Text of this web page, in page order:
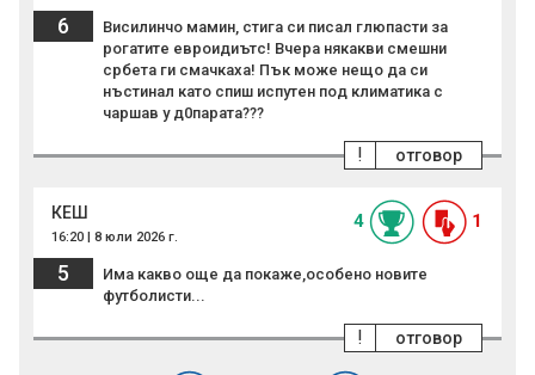
6
Висилинчо мaмин, стига си писал глюпасти за
рогатите евроидиътс! Вчера някакви смешни
србета ги смачкаха! Пък може нещо да си
нъстинал като спиш испутен под климатика с
чаршав у д0парата???
отговор
!
КЕШ
16:20 | 8 юли 2026 г.
4 1
5
Има какво още да покаже,особено новите
футболисти...
отговор
!